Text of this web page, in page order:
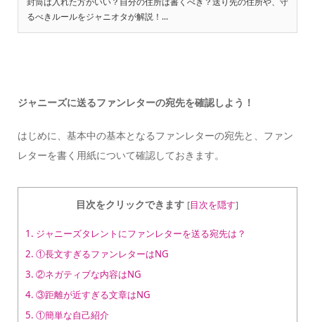
るべきルールをジャニオタが解説！...
ジャニーズに送るファンレターの宛先を確認しよう！
はじめに、基本中の基本となるファンレターの宛先と、ファン
レターを書く用紙について確認しておきます。
目次をクリックできます [目次を隠す]
1. ジャニーズタレントにファンレターを送る宛先は？
2. ①長文すぎるファンレターはNG
3. ②ネガティブな内容はNG
4. ③距離が近すぎる文章はNG
5. ①簡単な自己紹介